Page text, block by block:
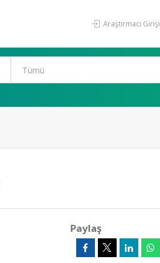
Araştırmacı Girişi
Paylaş